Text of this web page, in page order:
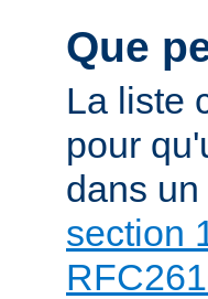
Que
La liste
pour
dans
section